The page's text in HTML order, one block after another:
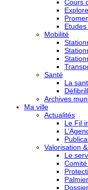
Cours
Mobilité
Santé
La
Archives
Ma ville
Actualités
Le Fil
Valorisation
Le